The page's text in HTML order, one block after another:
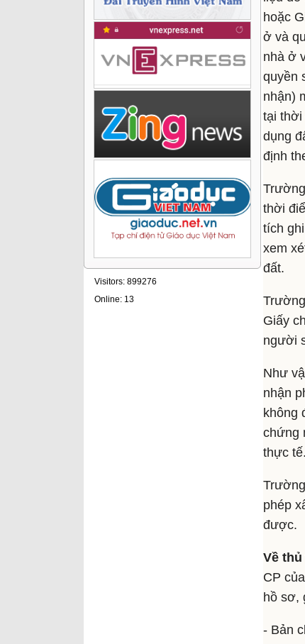
Visitors: 899276
Online: 13
hoặc
ở và
nhà ở
quyền
nhận)
tại thời
dụng
định
thời
tích
xem
đất.
Giấy
người
Như
nhận
không
chứng
thực tế.
phép
được.
Về
CP
hồ sơ,
- Bản